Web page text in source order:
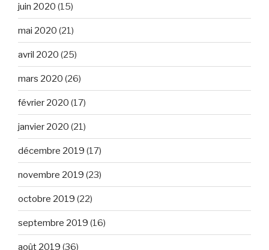
juin 2020 (15)
mai 2020 (21)
avril 2020 (25)
mars 2020 (26)
février 2020 (17)
janvier 2020 (21)
décembre 2019 (17)
novembre 2019 (23)
octobre 2019 (22)
septembre 2019 (16)
août 2019 (36)